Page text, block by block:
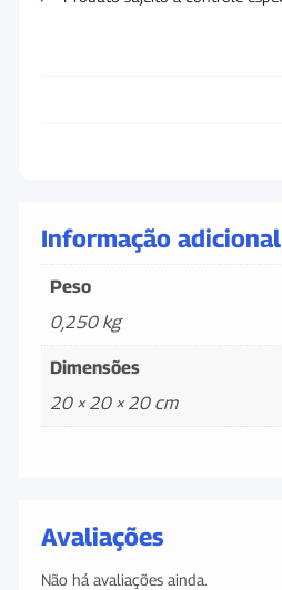
Informação adicional
Peso
0,250 kg
Dimensões
20 × 20 × 20 cm
Avaliações
Não há avaliações ainda.